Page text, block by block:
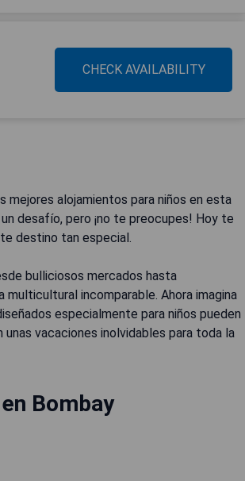
CHECK AVAILABILITY
mejores alojamientos para niños en esta
desafío, pero ¡no te preocupes! Hoy te
destino tan especial.
bulliciosos mercados hasta
incomparable. Ahora imagina
especialmente para niños pueden
vacaciones inolvidables para toda la
Bombay